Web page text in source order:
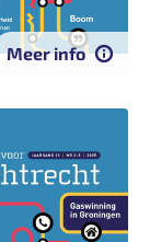
Meer info